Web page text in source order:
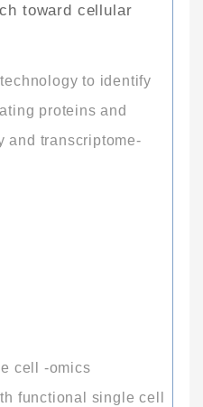
toward cellular
to identify
proteins and
and transcriptome-
cell -omics
functional single cell